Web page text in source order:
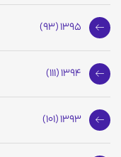
1395 (93)
1394 (111)
1393 (101)